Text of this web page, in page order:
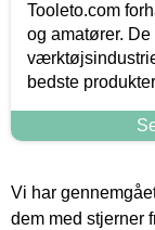
Tooleto.com
og amatører.
bedste
Vi har
dem med stjerner